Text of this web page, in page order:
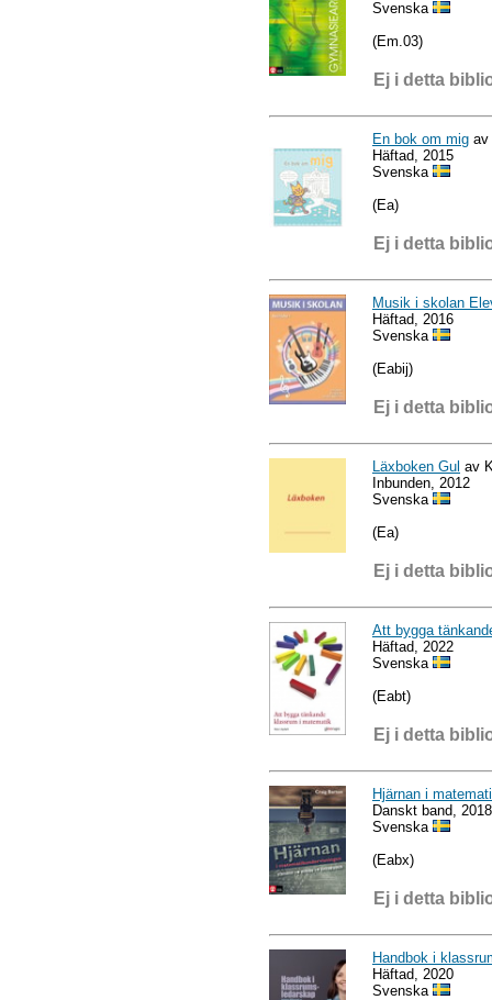
Svenska
(Em.03)
Ej i detta
En bok om mig av
Häftad, 2015
Svenska
(Ea)
Ej i detta
Musik i skolan
Häftad, 2016
Svenska
(Eabij)
Ej i detta
Läxboken Gul av
Inbunden, 2012
Svenska
(Ea)
Ej i detta
Att bygga
Häftad, 2022
Svenska
(Eabt)
Ej i detta
Hjärnan i
Danskt band, 2018
Svenska
(Eabx)
Ej i detta
Handbok i
Häftad, 2020
Svenska